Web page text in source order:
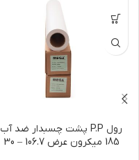
رول P.P پشت چسبدار ضد آب
185 میکرون عرض 106.7 – 30